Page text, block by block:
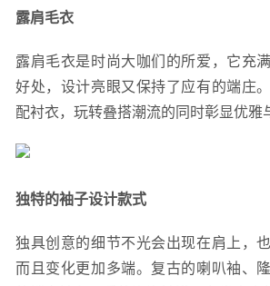
露肩毛衣
露肩毛衣是时尚大咖们的所爱，它充
好处，设计亮眼又保持了应有的端庄
配衬衣，玩转叠搭潮流的同时彰显优雅
独特的袖子设计款式
独具创意的细节不光会出现在肩上，
而且变化更加多端。复古的喇叭袖、